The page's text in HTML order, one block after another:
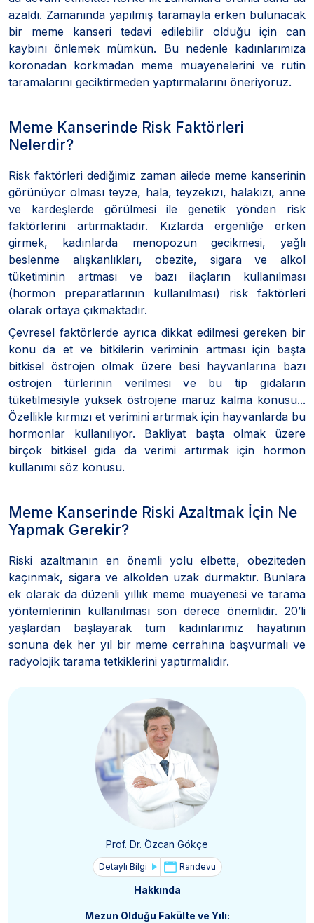
azaldı. Zamanında yapılmış taramayla erken bulunacak
bir meme kanseri tedavi edilebilir olduğu için can
kaybını önlemek mümkün. Bu nedenle kadınlarımıza
koronadan korkmadan meme muayenelerini ve rutin
taramalarını geciktirmeden yaptırmalarını öneriyoruz.
Meme Kanserinde Risk Faktörleri
Nelerdir?
Risk faktörleri dediğimiz zaman ailede meme kanserinin
görünüyor olması teyze, hala, teyzekızı, halakızı, anne
ve kardeşlerde görülmesi ile genetik yönden risk
faktörlerini artırmaktadır. Kızlarda ergenliğe erken
girmek, kadınlarda menopozun gecikmesi, yağlı
beslenme alışkanlıkları, obezite, sigara ve alkol
tüketiminin artması ve bazı ilaçların kullanılması
(hormon preparatlarının kullanılması) risk faktörleri
olarak ortaya çıkmaktadır.
Çevresel faktörlerde ayrıca dikkat edilmesi gereken bir
konu da et ve bitkilerin veriminin artması için başta
bitkisel östrojen olmak üzere besi hayvanlarına bazı
östrojen türlerinin verilmesi ve bu tip gıdaların
tüketilmesiyle yüksek östrojene maruz kalma konusu...
Özellikle kırmızı et verimini artırmak için hayvanlarda bu
hormonlar kullanılıyor. Bakliyat başta olmak üzere
birçok bitkisel gıda da verimi artırmak için hormon
kullanımı söz konusu.
Meme Kanserinde Riski Azaltmak İçin Ne
Yapmak Gerekir?
Riski azaltmanın en önemli yolu elbette, obeziteden
kaçınmak, sigara ve alkolden uzak durmaktır. Bunlara
ek olarak da düzenli yıllık meme muayenesi ve tarama
yöntemlerinin kullanılması son derece önemlidir. 20’li
yaşlardan başlayarak tüm kadınlarımız hayatının
sonuna dek her yıl bir meme cerrahına başvurmalı ve
radyolojik tarama tetkiklerini yaptırmalıdır.
Prof. Dr. Özcan Gökçe
Detaylı Bilgi Randevu
Hakkında
Mezun Olduğu Fakülte ve Yılı: